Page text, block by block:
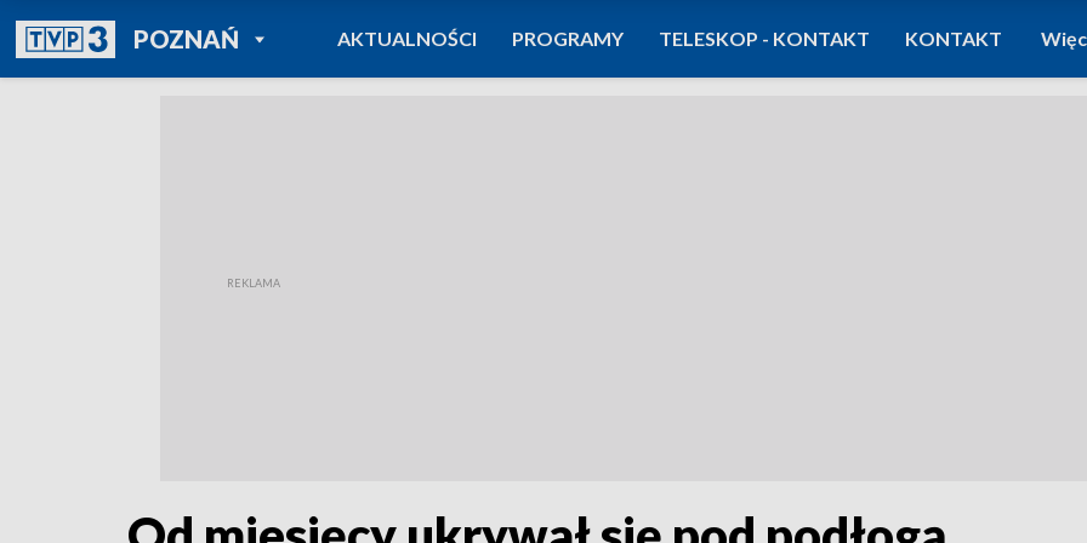
POZNAŃPOWRÓT DO
TVP REGIONY
AKTUALNOŚCI PROGRAMY TELESKOP - KONTAKT KONTAKT